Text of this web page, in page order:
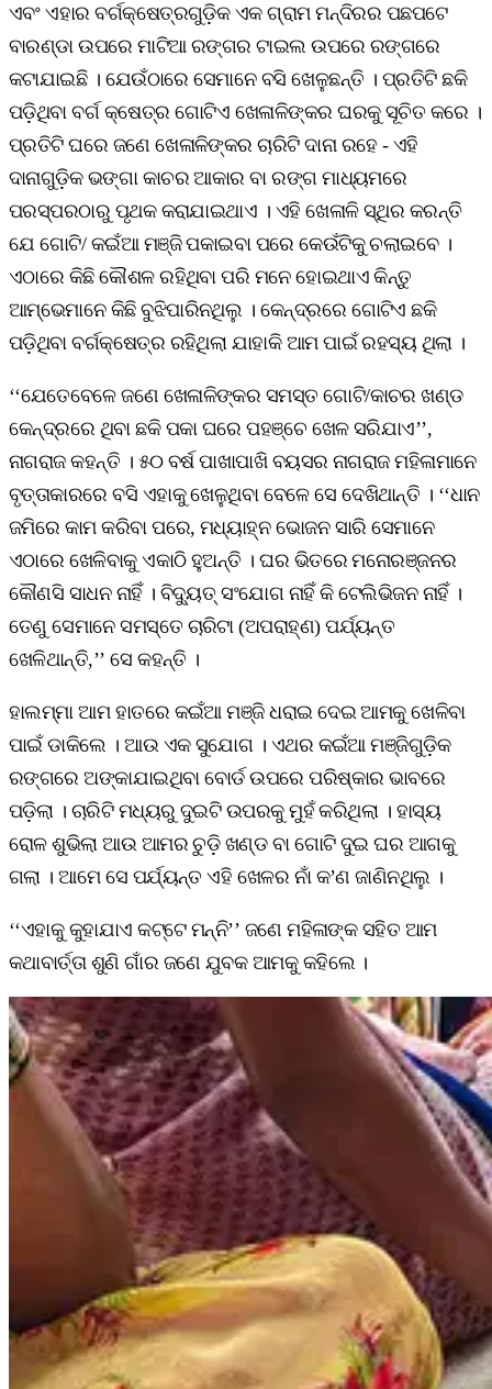
ଏବଂ ଏହାର ବର୍ଗକ୍ଷେତ୍ରଗୁଡ଼ିକ ଏକ ଗ୍ରାମ ମନ୍ଦିରର ପଛପଟେ
ବାରଣ୍ଡା ଉପରେ ମାଟିଆ ରଙ୍ଗର ଟାଇଲ ଉପରେ ରଙ୍ଗରେ
କଟାଯାଇଛି । ଯେଉଁଠାରେ ସେମାନେ ବସି ଖେଳୁଛନ୍ତି । ପ୍ରତିଟି ଛକି
ପଡ଼ିଥିବା ବର୍ଗ କ୍ଷେତ୍ର ଗୋଟିଏ ଖେଳାଳିଙ୍କର ଘରକୁ ସୂଚିତ କରେ ।
ପ୍ରତିଟି ଘରେ ଜଣେ ଖେଳାଳିଙ୍କର ଚାରିଟି ଦାନା ରହେ - ଏହି
ଦାନାଗୁଡ଼ିକ ଭଙ୍ଗା କାଚର ଆକାର ବା ରଙ୍ଗ ମାଧ୍ୟମରେ
ପରସ୍ପରଠାରୁ ପୃଥକ କରାଯାଇଥାଏ । ଏହି ଖେଳାଳି ସ୍ଥିର କରନ୍ତି
ଯେ ଗୋଟି/ କଇଁଆ ମଞ୍ଜି ପକାଇବା ପରେ କେଉଁଟିକୁ ଚଲାଇବେ ।
ଏଠାରେ କିଛି କୌଶଳ ରହିଥିବା ପରି ମନେ ହୋଇଥାଏ କିନ୍ତୁ
ଆମ୍ଭେମାନେ କିଛି ବୁଝିପାରିନଥିଲୁ । କେନ୍ଦ୍ରରେ ଗୋଟିଏ ଛକି
ପଡ଼ିଥିବା ବର୍ଗକ୍ଷେତ୍ର ରହିଥିଲା ଯାହାକି ଆମ ପାଇଁ ରହସ୍ୟ ଥିଲା ।
‘‘ଯେତେବେଳେ ଜଣେ ଖେଳାଳିଙ୍କର ସମସ୍ତ ଗୋଟି/କାଚର ଖଣ୍ଡ
କେନ୍ଦ୍ରରେ ଥିବା ଛକି ପକା ଘରେ ପହଞ୍ଚେ ଖେଳ ସରିଯାଏ’’,
ନାଗରାଜ କହନ୍ତି । ୫୦ ବର୍ଷ ପାଖାପାଖି ବୟସର ନାଗରାଜ ମହିଳାମାନେ
ବୃତ୍ତାକାରରେ ବସି ଏହାକୁ ଖେଳୁଥିବା ବେଳେ ସେ ଦେଖିଥାନ୍ତି । ‘‘ଧାନ
ଜମିରେ କାମ କରିବା ପରେ, ମଧ୍ୟାହ୍ନ ଭୋଜନ ସାରି ସେମାନେ
ଏଠାରେ ଖେଳିବାକୁ ଏକାଠି ହୁଅନ୍ତି । ଘର ଭିତରେ ମନୋରଞ୍ଜନର
କୌଣସି ସାଧନ ନାହିଁ । ବିଦ୍ୟୁତ୍ ସଂଯୋଗ ନାହିଁ କି ଟେଲିଭିଜନ ନାହିଁ ।
ତେଣୁ ସେମାନେ ସମସ୍ତେ ଚାରିଟା (ଅପରାହ୍ଣ) ପର୍ଯ୍ୟନ୍ତ
ଖେଳିଥାନ୍ତି,’’ ସେ କହନ୍ତି ।
ହାଲମ୍ମା ଆମ ହାତରେ କଇଁଆ ମଞ୍ଜି ଧରାଇ ଦେଇ ଆମକୁ ଖେଳିବା
ପାଇଁ ଡାକିଲେ । ଆଉ ଏକ ସୁଯୋଗ । ଏଥର କଇଁଆ ମଞ୍ଜିଗୁଡ଼ିକ
ରଙ୍ଗରେ ଅଙ୍କାଯାଇଥିବା ବୋର୍ଡ ଉପରେ ପରିଷ୍କାର ଭାବରେ
ପଡ଼ିଲା । ଚାରିଟି ମଧ୍ୟରୁ ଦୁଇଟି ଉପରକୁ ମୁହଁ କରିଥିଲା । ହାସ୍ୟ
ରୋଳ ଶୁଭିଲା ଆଉ ଆମର ଚୁଡ଼ି ଖଣ୍ଡ ବା ଗୋଟି ଦୁଇ ଘର ଆଗକୁ
ଗଲା । ଆମେ ସେ ପର୍ଯ୍ୟନ୍ତ ଏହି ଖେଳର ନାଁ କ’ଣ ଜାଣିନଥିଲୁ ।
‘‘ଏହାକୁ କୁହାଯାଏ କଟ୍ଟେ ମନ୍ନି’’ ଜଣେ ମହିଳାଙ୍କ ସହିତ ଆମ
କଥାବାର୍ତ୍ତା ଶୁଣି ଗାଁର ଜଣେ ଯୁବକ ଆମକୁ କହିଲେ ।